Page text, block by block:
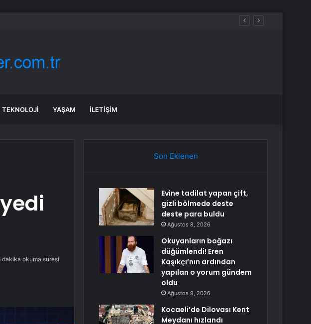
yapılan o yorum gündem oldu
TEKNOLOJI YAŞAM İLETIŞIM
dakika okuma süresi
Son Eklenen
Evine tadilat yapan çift,
gizli bölmede deste
deste para buldu
Ağustos 8, 2026
Okuyanların boğazı
düğümlendi! Eren
Kaşıkçı’nın ardından
yapılan o yorum gündem
oldu
Ağustos 8, 2026
Kocaeli’de Dilovası Kent
Meydanı hızlandı